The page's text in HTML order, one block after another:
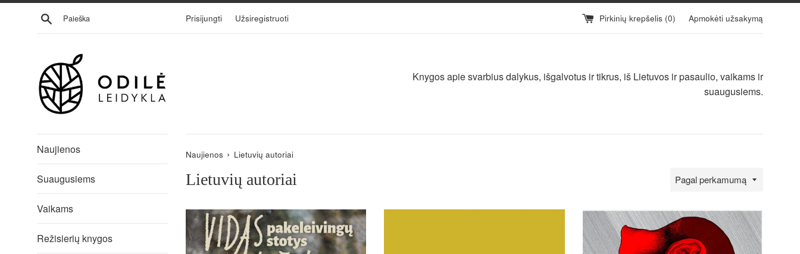
Eiti
Ieškoti Prisijungti Užsiregistruoti Pirkinių krepšelis (0) Apmokėti užsakymą
Knygos apie svarbius dalykus, išgalvotus ir tikrus, iš Lietuvos ir pasaulio, vaikams ir
suaugusiems.
Naujienos
Suaugusiems
Vaikams
Režisierių knygos
Naujienos › Lietuvių autoriai
Lietuvių autoriai
Ieškoti
pagal